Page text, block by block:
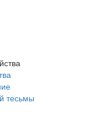
тесьмы